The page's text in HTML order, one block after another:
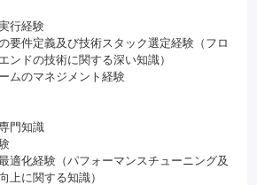
行経験
要件定義及び技術スタック選定経験（フロ
ンドの技術に関する深い知識）
ムのマネジメント経験
門知識
適化経験（パフォーマンスチューニング及
上に関する知識）